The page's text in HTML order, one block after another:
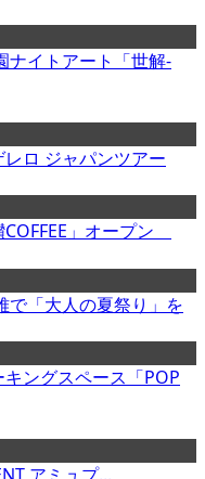
ナイトアート「世解-
ロ ジャパンツアー
」オープン
で「大人の夏祭り」を
ングスペース「POP